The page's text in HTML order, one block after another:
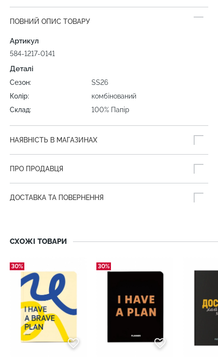
ПОВНИЙ ОПИС ТОВАРУ
Артикул
584-1217-0141
Деталі
Сезон:
SS26
Колір:
комбінований
Склад:
100% Папір
НАЯВНІСТЬ В МАГАЗИНАХ
ПРО ПРОДАВЦЯ
ДОСТАВКА ТА ПОВЕРНЕННЯ
СХОЖІ ТОВАРИ
30% 30%